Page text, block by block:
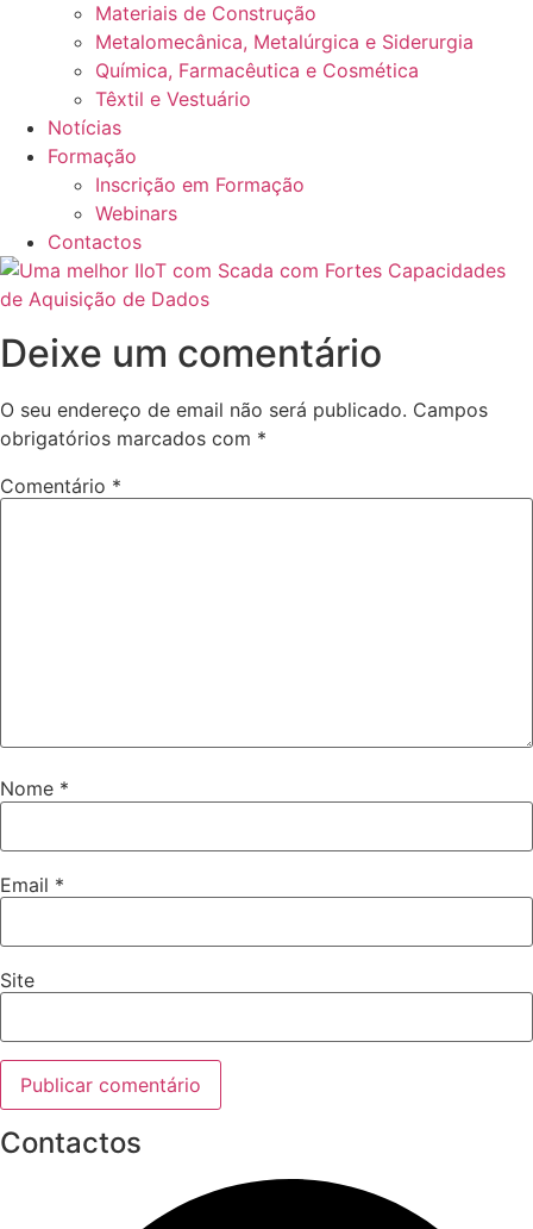
Materiais de Construção
Metalomecânica, Metalúrgica e Siderurgia
Química, Farmacêutica e Cosmética
Têxtil e Vestuário
Notícias
Formação
Inscrição em Formação
Webinars
Contactos
Deixe um comentário
O seu endereço de email não será publicado. Campos
obrigatórios marcados com *
Comentário *
Nome *
Email *
Site
Contactos